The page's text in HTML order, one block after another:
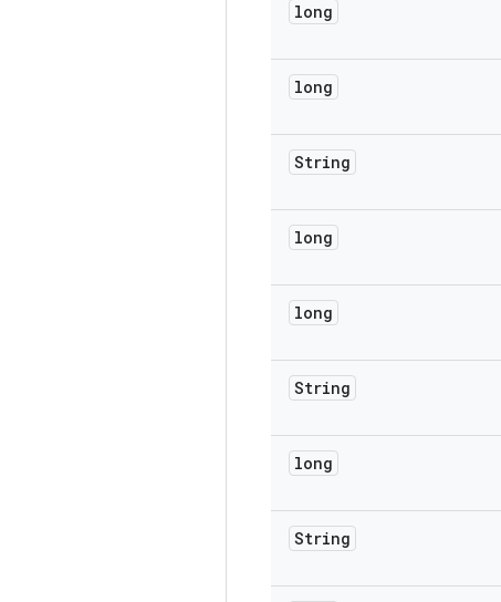
long
long
String
long
long
String
long
String